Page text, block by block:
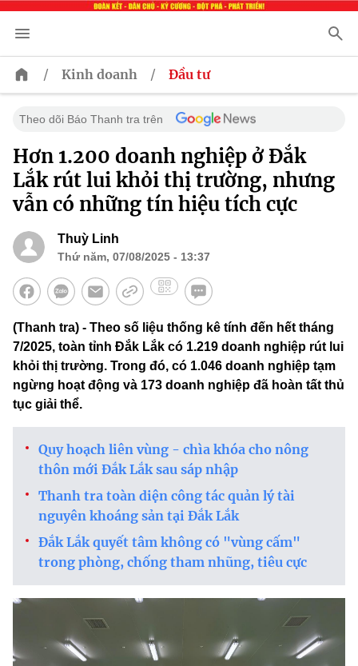
/ Kinh doanh / Đầu tư
Theo dõi Báo Thanh tra trên
Hơn 1.200 doanh nghiệp ở Đắk
Lắk rút lui khỏi thị trường, nhưng
vẫn có những tín hiệu tích cực
Thuỳ Linh
Thứ năm, 07/08/2025 - 13:37
(Thanh tra) - Theo số liệu thống kê tính đến hết tháng
7/2025, toàn tỉnh Đắk Lắk có 1.219 doanh nghiệp rút lui
khỏi thị trường. Trong đó, có 1.046 doanh nghiệp tạm
ngừng hoạt động và 173 doanh nghiệp đã hoàn tất thủ
tục giải thể.
Quy hoạch liên vùng - chìa khóa cho nông
thôn mới Đắk Lắk sau sáp nhập
Thanh tra toàn diện công tác quản lý tài
nguyên khoáng sản tại Đắk Lắk
Đắk Lắk quyết tâm không có "vùng cấm"
trong phòng, chống tham nhũng, tiêu cực